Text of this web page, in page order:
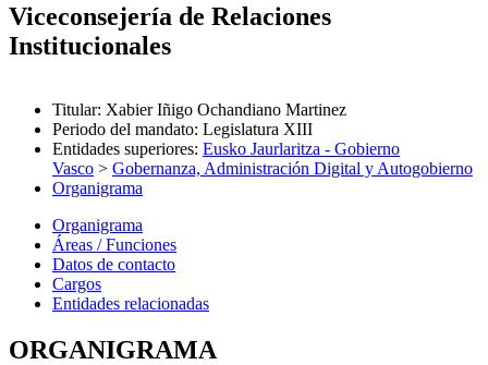
Viceconsejería de Relaciones
Institucionales
Titular: Xabier Iñigo Ochandiano Martinez
Periodo del mandato: Legislatura XIII
Entidades superiores: Eusko Jaurlaritza - Gobierno
Vasco > Gobernanza, Administración Digital y Autogobierno
Organigrama
Organigrama
Áreas / Funciones
Datos de contacto
Cargos
Entidades relacionadas
ORGANIGRAMA